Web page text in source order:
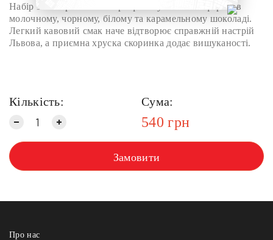
Набір з 12 карамельних трюфелів унікальної форми в
молочному, чорному, білому та карамельному шоколаді.
Легкий кавовий смак наче відтворює справжній настрій
Львова, а приємна хруска скоринка додає вишуканості.
Кількість: Сума:
540 грн
Замовити
Про нас